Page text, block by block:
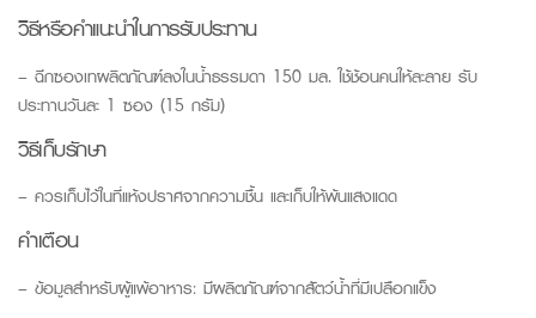
วิธีหรือคำแนะนำในการรับประทาน
– ฉีกซองเทผลิตภัณฑ์ลงในน้ำธรรมดา 150 มล. ใช้ช้อนคนให้ละลาย รับ
ประทานวันละ 1 ซอง (15 กรัม)
วิธีเก็บรักษา
– ควรเก็บไว้ในที่แห้งปราศจากความชื้น และเก็บให้พ้นแสงแดด
คำเตือน
– ข้อมูลสำหรับผู้แพ้อาหาร: มีผลิตภัณฑ์จากสัตว์น้ำที่มีเปลือกแข็ง